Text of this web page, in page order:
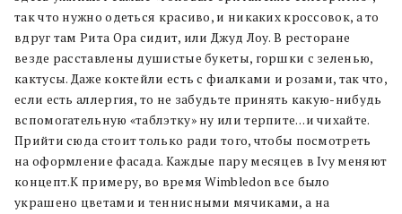
так что нужно одеться красиво, и никаких кроссовок, а то
вдруг там Рита Ора сидит, или Джуд Лоу. В ресторане
везде расставлены душистые букеты, горшки с зеленью,
кактусы. Даже коктейли есть с фиалками и розами, так что,
если есть аллергия, то не забудьте принять какую-нибудь
вспомогательную «таблэтку» ну или терпите…и чихайте.
Прийти сюда стоит только ради того, чтобы посмотреть
на оформление фасада. Каждые пару месяцев в Ivy меняют
концепт.К примеру, во время Wimbledon все было
украшено цветами и теннисными мячиками, а на